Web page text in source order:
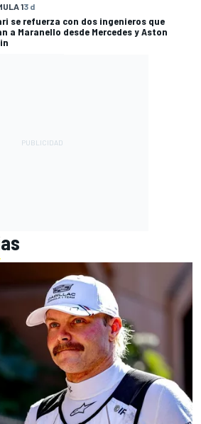
13 d
se refuerza con dos ingenieros que
a Maranello desde Mercedes y Aston